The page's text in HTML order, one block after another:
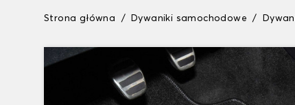
Strona główna Dywaniki samochodowe